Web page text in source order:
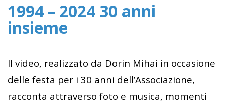
1994 – 2024 30 anni
insieme
Il video, realizzato da Dorin Mihai in occasione
delle festa per i 30 anni dell’Associazione,
racconta attraverso foto e musica, momenti